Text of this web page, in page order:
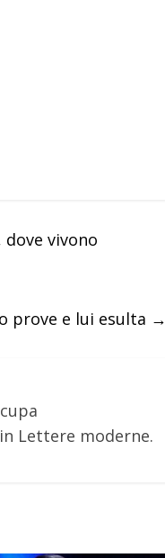
vivono
prove e lui esulta →
Lettere moderne.